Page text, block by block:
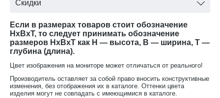
Сборно-разборная шестиопорная конструкция. Допустимая
нагрузка 240 кг. Цвет: синий-красный-желтый, металлик-
оранжевый. Детская металлическая спортивно-игровая
площадка для улицы Орион упакована в гофрокартоновые
короба: 4 мест. Установка детской игровой площадки
проводится на ровной поверхности, свободной от
насаждений. Опоры бетонируются в грунт на глубину 0,35м.
Скидки
Если в размерах товаров стоит обозначение
HxBxT, то следует принимать обозначение
размеров HxBxT как H — высота, B — ширина, T —
глубина (длина).
Цвет изображения на мониторе может отличаться от реального!
Производитель оставляет за собой право вносить конструктивные
изменения, без отображения их в каталоге. Оттенки цвета
изделия могут не совпадать с имеющимися в каталоге.